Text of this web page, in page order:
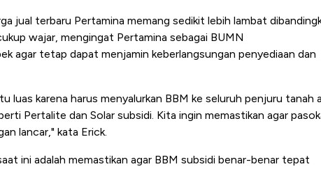
jual terbaru Pertamina memang sedikit lebih lambat
wajar, mengingat Pertamina sebagai BUMN
agar tetap dapat menjamin keberlangsungan penyediaan dan
luas karena harus menyalurkan BBM ke seluruh penjuru tanah
Pertalite dan Solar subsidi. Kita ingin memastikan agar
lancar," kata Erick.
ini adalah memastikan agar BBM subsidi benar-benar tepat